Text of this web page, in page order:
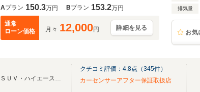
Aプラン 150.3万円 Bプラン 153.2万円
通常
ローン価格
月々 12,000円 詳細を見る
排気量
お気
「ＩＤＯＭグループ」が運営するＳＵＶ・ハイエースをメインとしたカスタム車両直売店
クチコミ評価： 4.8点（345件）
カーセンサーアフター保証取扱店